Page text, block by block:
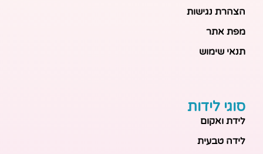
הצהרת נגישות
מפת אתר
תנאי שימוש
סוגי לידות
לידת ואקום
לידה טבעית